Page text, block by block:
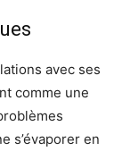
avec ses
comme une
s’évaporer en